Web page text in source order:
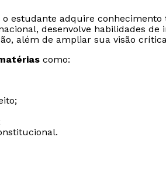
o estudante adquire conhecimento
desenvolve habilidades
além de ampliar sua visão
como: